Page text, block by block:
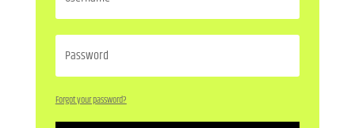
Forgot your password?